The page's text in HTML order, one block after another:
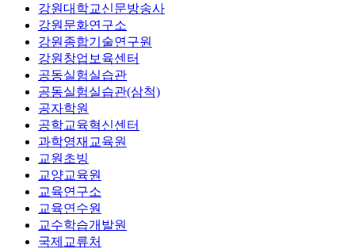
강원대학교신문방송사
강원문화연구소
강원종합기술연구원
강원창업보육센터
공동실험실습관
공동실험실습관(삼척)
공자학원
공학교육혁신센터
과학영재교육원
교원초빙
교양교육원
교육연구소
교육연수원
교수학습개발원
국제교류처